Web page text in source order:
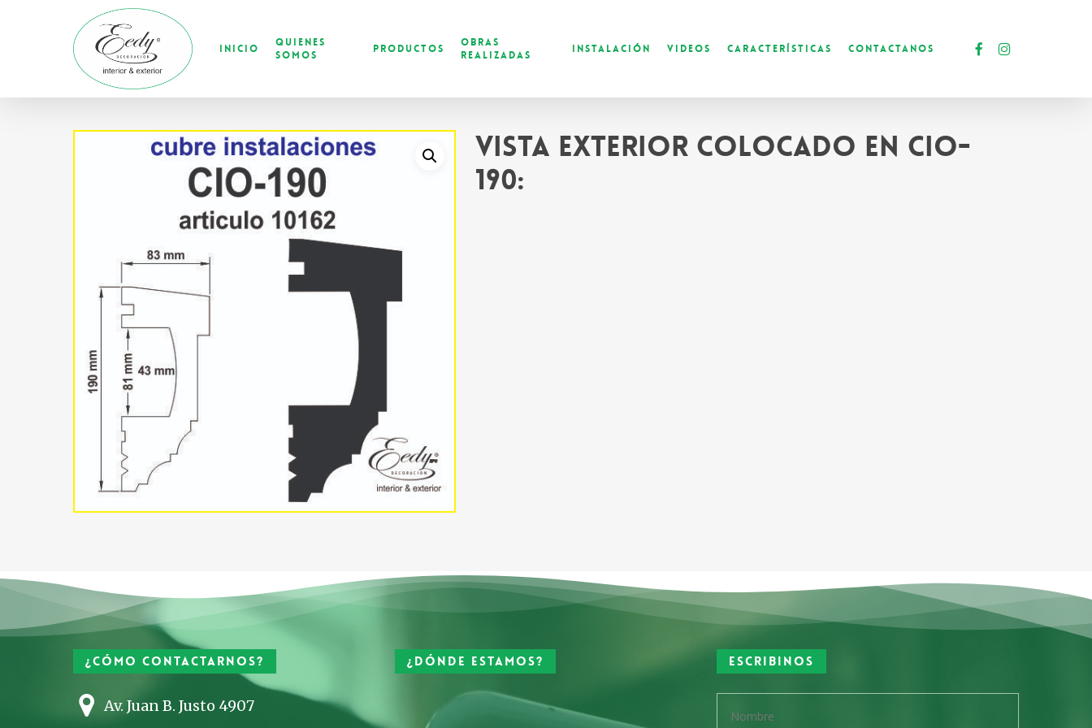
Inicio
Quienes
Somos
Productos
Obras
Realizadas
Instalación Videos Características Contactanos facebook
instagram
Vista exterior colocado en CIO-
190:
¿Cómo contactarnos?
Av. Juan B. Justo 4907
¿Dónde estamos? Escribinos